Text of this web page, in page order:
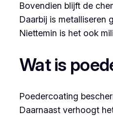
Bovendien blijft de
Daarbij is metalliseren
Niettemin is het ook
Wat is
Poedercoating
Daarnaast verhoogt